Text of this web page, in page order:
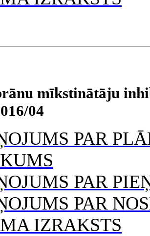
mīkstinātāju
04
PAR
PAR
PAR
IZRAKSTS